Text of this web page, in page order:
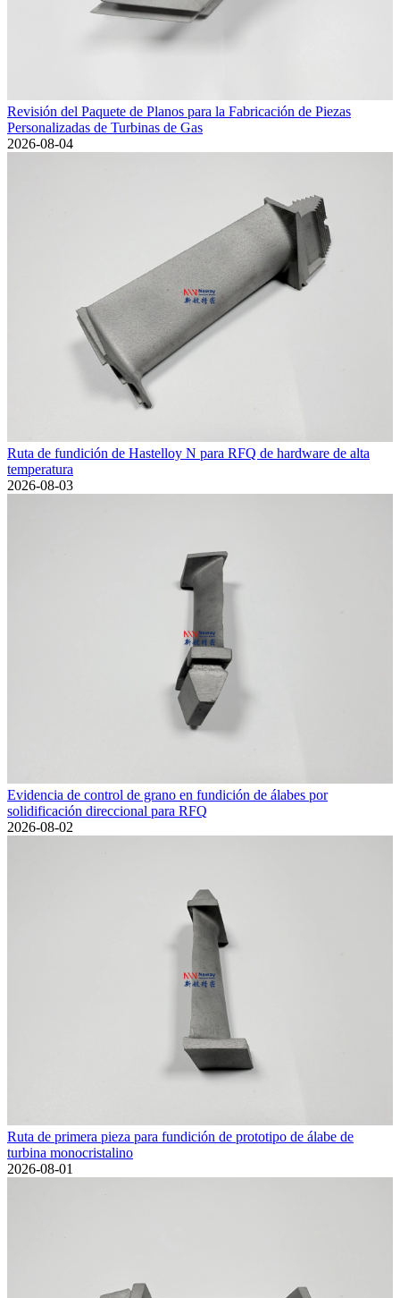
Revisión del Paquete de Planos para la Fabricación de Piezas
Personalizadas de Turbinas de Gas
2026-08-04
Ruta de fundición de Hastelloy N para RFQ de hardware de alta
temperatura
2026-08-03
Evidencia de control de grano en fundición de álabes por
solidificación direccional para RFQ
2026-08-02
Ruta de primera pieza para fundición de prototipo de álabe de
turbina monocristalino
2026-08-01